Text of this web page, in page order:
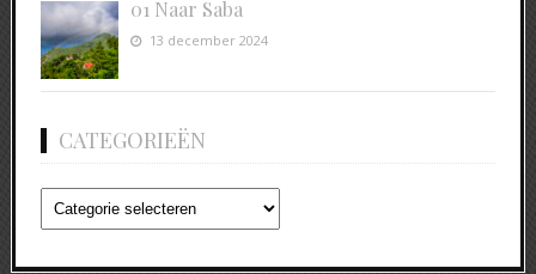
01 Naar Saba
13 december 2024
CATEGORIEËN
Categorieën